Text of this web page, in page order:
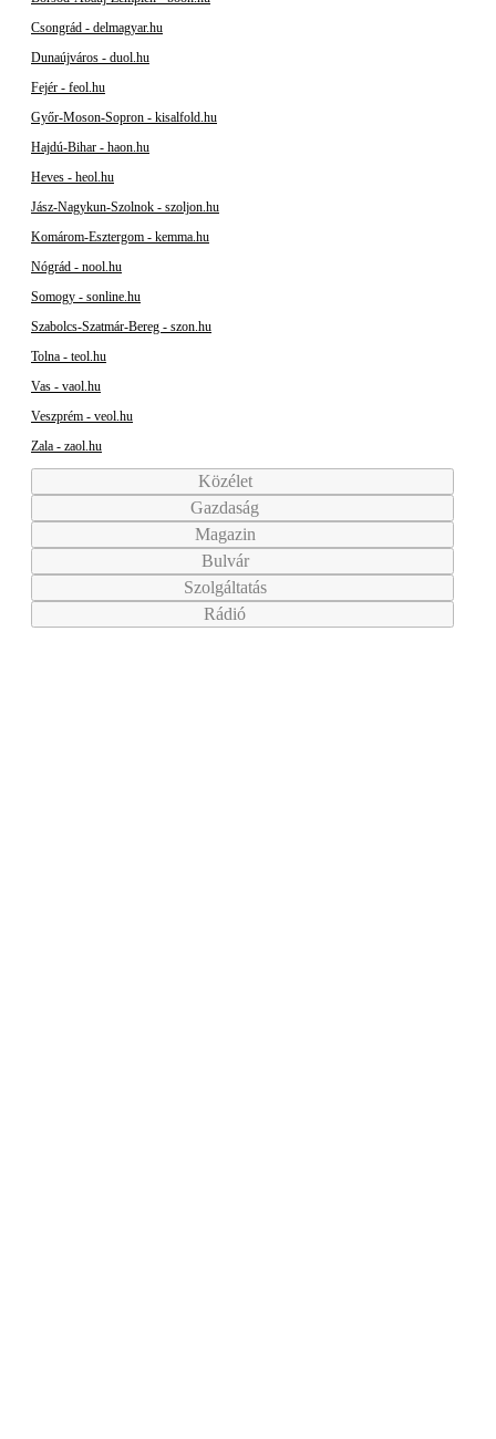
Csongrád - delmagyar.hu
Dunaújváros - duol.hu
Fejér - feol.hu
Győr-Moson-Sopron - kisalfold.hu
Hajdú-Bihar - haon.hu
Heves - heol.hu
Jász-Nagykun-Szolnok - szoljon.hu
Komárom-Esztergom - kemma.hu
Nógrád - nool.hu
Somogy - sonline.hu
Szabolcs-Szatmár-Bereg - szon.hu
Tolna - teol.hu
Vas - vaol.hu
Veszprém - veol.hu
Zala - zaol.hu
Közélet
Gazdaság
Magazin
Bulvár
Szolgáltatás
Rádió